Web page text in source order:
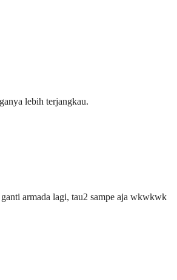
lebih terjangkau.
armada lagi, tau2 sampe aja wkwkwk